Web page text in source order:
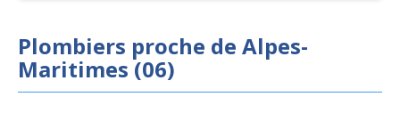
Plombiers proche de Alpes-
Maritimes (06)